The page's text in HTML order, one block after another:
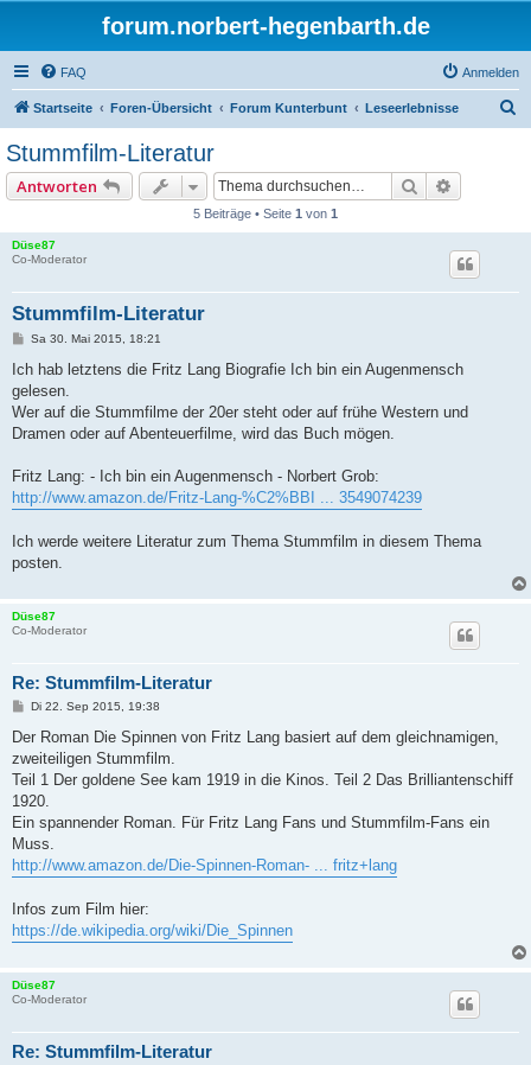
forum.norbert-hegenbarth.de
FAQ Anmelden
Startseite Foren-Übersicht Forum Kunterbunt Leseerlebnisse
Stummfilm-Literatur
Antworten Suche
5 Beiträge • Seite 1 von 1
Düse87
Co-Moderator
Stummfilm-Literatur
B
i
r
a
Sa 30. Mai 2015, 18:21
Ich hab letztens die Fritz Lang Biografie Ich bin ein Augenmensch
gelesen.
Wer auf die Stummfilme der 20er steht oder auf frühe Western und
Dramen oder auf Abenteuerfilme, wird das Buch mögen.
Fritz Lang: - Ich bin ein Augenmensch - Norbert Grob:
http://www.amazon.de/Fritz-Lang-%C2%BBI ... 3549074239
Ich werde weitere Literatur zum Thema Stummfilm in diesem Thema
posten.
Düse87
Co-Moderator
Re: Stummfilm-Literatur
B
i
r
a
Di 22. Sep 2015, 19:38
Der Roman Die Spinnen von Fritz Lang basiert auf dem gleichnamigen,
zweiteiligen Stummfilm.
Teil 1 Der goldene See kam 1919 in die Kinos. Teil 2 Das Brilliantenschiff
1920.
Ein spannender Roman. Für Fritz Lang Fans und Stummfilm-Fans ein
Muss.
http://www.amazon.de/Die-Spinnen-Roman- ... fritz+lang
Infos zum Film hier:
https://de.wikipedia.org/wiki/Die_Spinnen
Düse87
Co-Moderator
Re: Stummfilm-Literatur